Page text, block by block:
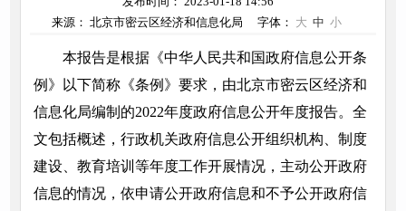
来源： 北京市密云区经济和信息化局
字体： 大 中 小
本报告是根据《中华人民共和国政府信息公开条
例》以下简称《条例》要求，由北京市密云区经济和
信息化局编制的2022年度政府信息公开年度报告。全
文包括概述，行政机关政府信息公开组织机构、制度
建设、教育培训等年度工作开展情况，主动公开政府
信息的情况，依申请公开政府信息和不予公开政府信